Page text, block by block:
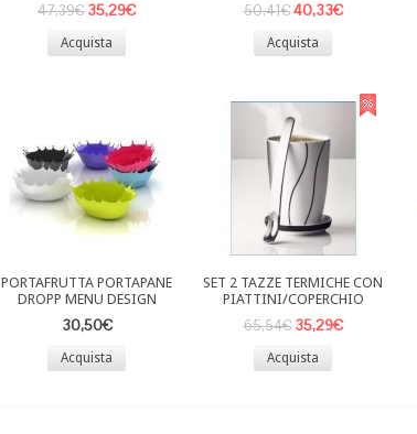
47,39€ 35,29€
Acquista
50,41€ 40,33€
Acquista
PORTAFRUTTA PORTAPANE
DROPP MENU DESIGN
30,50€
Acquista
SET 2 TAZZE TERMICHE CON
PIATTINI/COPERCHIO
65,54€ 35,29€
Acquista